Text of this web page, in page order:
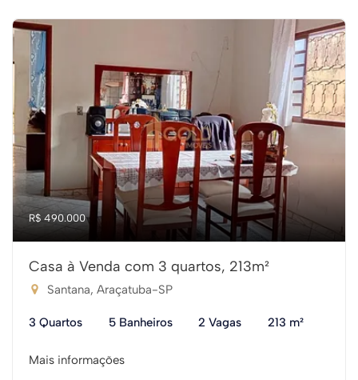
R$ 490.000
Casa à Venda com 3 quartos, 213m²
Santana, Araçatuba-SP
3 Quartos 5 Banheiros 2 Vagas 213 m²
Mais informações